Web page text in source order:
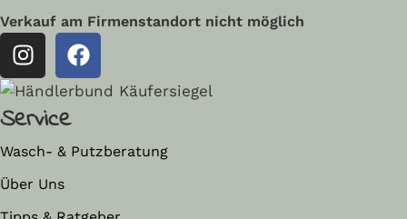
Verkauf am Firmenstandort nicht möglich
Service
Wasch- & Putzberatung
Über Uns